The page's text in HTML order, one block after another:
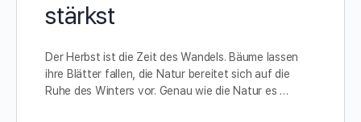
stärkst
Der Herbst ist die Zeit des Wandels. Bäume lassen
ihre Blätter fallen, die Natur bereitet sich auf die
Ruhe des Winters vor. Genau wie die Natur es …